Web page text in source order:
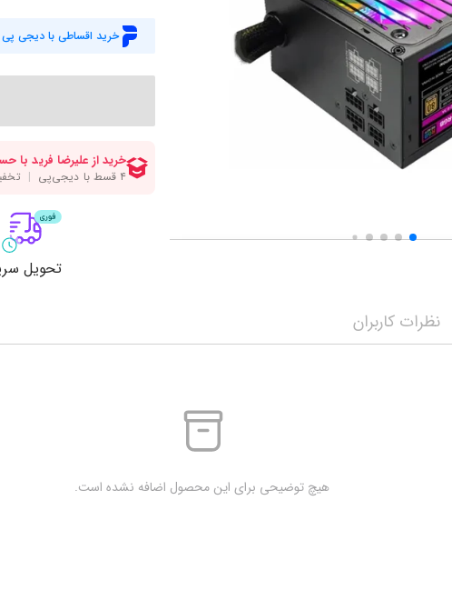
وبکم
اکسسوری
پاوربانک
خرید اقساطی با دیجی پی
تحویل
نظرات کاربران
هیچ توضیحی برای این محصول اضافه نشده است.